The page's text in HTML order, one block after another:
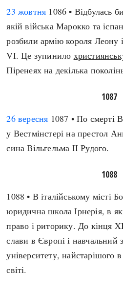
23 жовтня 1086 • Відбулась
якій війська Марокко та
розбили армію короля Леону
VI. Це зупинило
Піренеях на декілька
1087
26 вересня 1087 • По смерті
у Вестмінстері на престол
сина Вільгельма II Рудого.
1088
1088 • В італійському місті
юридична школа Ірнерія, в
право і риторику. До кінця
слави в Європі і навчальний
університету, найстарішого
світі.